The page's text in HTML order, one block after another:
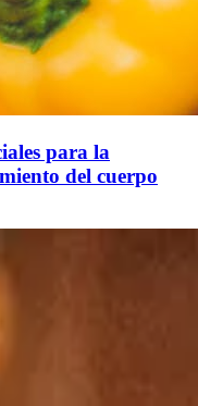
para la
del cuerpo